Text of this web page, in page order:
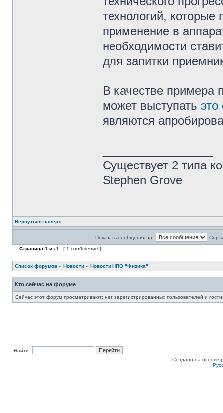
технологий,
применение в
необходимости
для запитки
В качестве примера
может выступать это
являются
Существует 2 типа
Stephen Grove
Вернуться наверх
Показать сообщения за:
Страница 1 из 1 [ 1 сообщение ]
Список форумов » Новости » Новости НПО "Физика"
Кто сейчас на форуме
Сейчас этот форум просматривают: нет зарегистрированных пользователей и
Найти:
Создано на основе